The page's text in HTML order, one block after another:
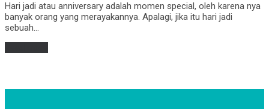
Hari jadi atau anniversary adalah momen special, oleh karena nya
banyak orang yang merayakannya. Apalagi, jika itu hari jadi
sebuah…